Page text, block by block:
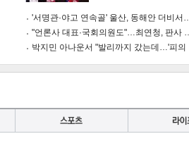
'서명관·야고 연속골' 울산, 동해안 더비서
"언론사 대표·국회의원도"…최연청, 판사
박지민 아나운서 "발리까지 갔는데…'피